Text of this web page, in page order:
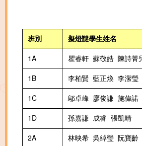
班別
擬燈謎學生姓名
1A
瞿睿軒 蘇敬皓 陳詩菁
1B
李柏賢 藍正煥 李潔瑩
1C
鄔卓峰 廖俊謙 施偉諾
1D
孫嘉謙 成睿 張凱晴
2A
林映希 吳綽瑩 阮寶齡